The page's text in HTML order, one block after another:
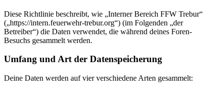
Diese Richtlinie beschreibt, wie „Interner Bereich FFW Trebur“
(„https://intern.feuerwehr-trebur.org“) (im Folgenden „der
Betreiber“) die Daten verwendet, die während deines Foren-
Besuchs gesammelt werden.
Umfang und Art der Datenspeicherung
Deine Daten werden auf vier verschiedene Arten gesammelt: